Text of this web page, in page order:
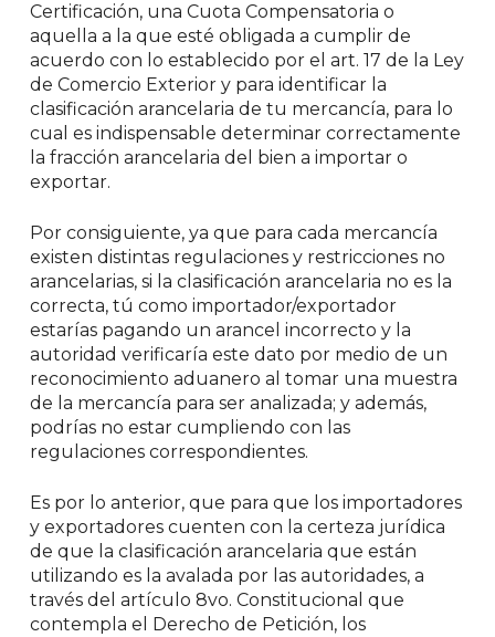
Certificación, una Cuota Compensatoria o
aquella a la que esté obligada a cumplir de
acuerdo con lo establecido por el art. 17 de la Ley
de Comercio Exterior y para identificar la
clasificación arancelaria de tu mercancía, para lo
cual es indispensable determinar correctamente
la fracción arancelaria del bien a importar o
exportar.
Por consiguiente, ya que para cada mercancía
existen distintas regulaciones y restricciones no
arancelarias, si la clasificación arancelaria no es la
correcta, tú como importador/exportador
estarías pagando un arancel incorrecto y la
autoridad verificaría este dato por medio de un
reconocimiento aduanero al tomar una muestra
de la mercancía para ser analizada; y además,
podrías no estar cumpliendo con las
regulaciones correspondientes.
Es por lo anterior, que para que los importadores
y exportadores cuenten con la certeza jurídica
de que la clasificación arancelaria que están
utilizando es la avalada por las autoridades, a
través del artículo 8vo. Constitucional que
contempla el Derecho de Petición, los